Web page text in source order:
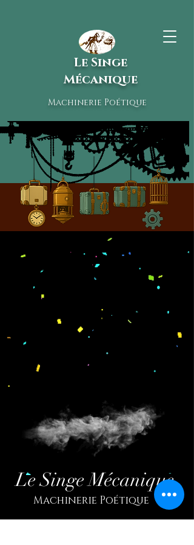
Le Singe
Mécanique
Machinerie Poétique
Le Singe Mécanique
Machinerie Poétique